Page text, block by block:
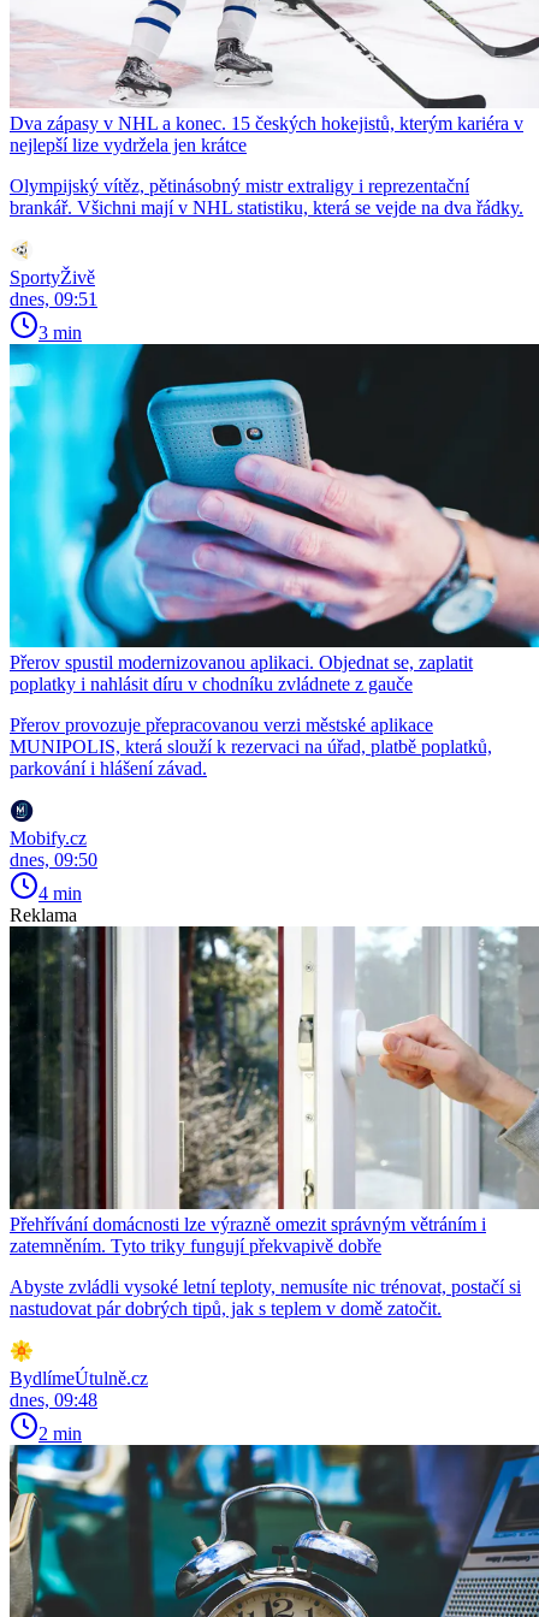
Dva zápasy v NHL a konec. 15 českých hokejistů, kterým kariéra v
nejlepší lize vydržela jen krátce
Olympijský vítěz, pětinásobný mistr extraligy i reprezentační
brankář. Všichni mají v NHL statistiku, která se vejde na dva řádky.
SportyŽivě
dnes, 09:51
3 min
Přerov spustil modernizovanou aplikaci. Objednat se, zaplatit
poplatky i nahlásit díru v chodníku zvládnete z gauče
Přerov provozuje přepracovanou verzi městské aplikace
MUNIPOLIS, která slouží k rezervaci na úřad, platbě poplatků,
parkování i hlášení závad.
Mobify.cz
dnes, 09:50
4 min
Reklama
Přehřívání domácnosti lze výrazně omezit správným větráním i
zatemněním. Tyto triky fungují překvapivě dobře
Abyste zvládli vysoké letní teploty, nemusíte nic trénovat, postačí si
nastudovat pár dobrých tipů, jak s teplem v domě zatočit.
BydlímeÚtulně.cz
dnes, 09:48
2 min